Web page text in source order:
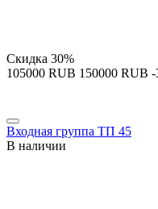
Скидка 30%
‍105000‍ RUB ‍150000‍ RUB -
Входная группа ТП 45
В наличии